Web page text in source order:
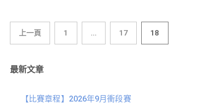
上一頁 1 ... 17 18
最新文章
【比賽章程】2026年9月衝段賽